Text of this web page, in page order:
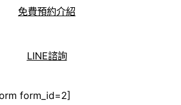
免費預約介紹
LINE諮詢
form_id=2]